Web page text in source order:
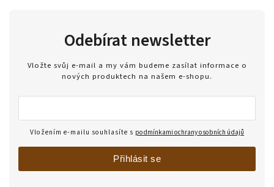
Odebírat newsletter
Vložte svůj e-mail a my vám budeme zasílat informace o
nových produktech na našem e-shopu.
Vložením e-mailu souhlasíte s podmínkami ochrany osobních údajů
Přihlásit se